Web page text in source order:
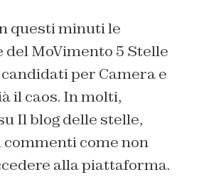
questi minuti le
MoVimento 5 Stelle
per Camera e
il caos. In molti,
Il blog delle stelle,
come non
alla piattaforma.